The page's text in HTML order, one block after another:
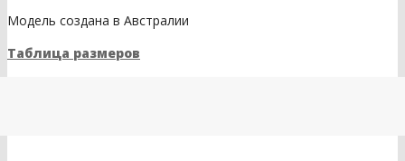
Модель создана в Австралии
Таблица размеров